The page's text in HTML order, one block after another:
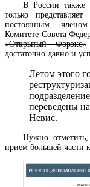
В России также
только
постоянным членом
Комитете Совета
«Открытый Форэкс»
достаточно давно и
Летом этого
переведены
Невис.
Нужно
прием большей части